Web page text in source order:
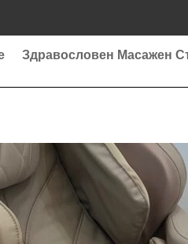
Здравословен Масажен